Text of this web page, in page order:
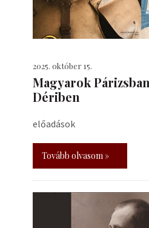
2025. október 15.
​Magyarok
Dériben
előadások
Tovább olvasom »